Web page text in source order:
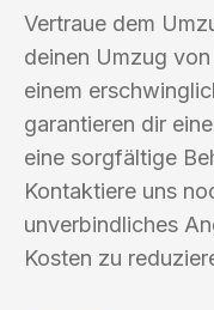
Vertraue dem
deinen Umzug
einem
garantieren dir
eine sorgfältige
Kontaktiere uns
unverbindliches
Kosten zu